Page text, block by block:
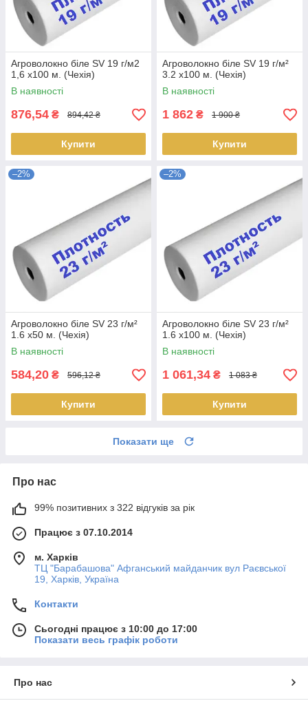
Агроволокно біле SV 19 г/м2
1,6 х100 м. (Чехія)
В наявності
876,54 ₴ 894,42 ₴
Купити
Агроволокно біле SV 19 г/м²
3.2 х100 м. (Чехія)
В наявності
1 862 ₴ 1 900 ₴
Купити
–2%
Агроволокно біле SV 23 г/м²
1.6 х50 м. (Чехія)
В наявності
584,20 ₴ 596,12 ₴
Купити
–2%
Агроволокно біле SV 23 г/м²
1.6 х100 м. (Чехія)
В наявності
1 061,34 ₴ 1 083 ₴
Купити
Показати ще
Про нас
99% позитивних з 322 відгуків за рік
Працює з 07.10.2014
м. Харків
ТЦ "Барабашова" Афганський майданчик вул Раєвської
19, Харків, Україна
Контакти
Сьогодні працює з 10:00 до 17:00
Показати весь графік роботи
Про нас